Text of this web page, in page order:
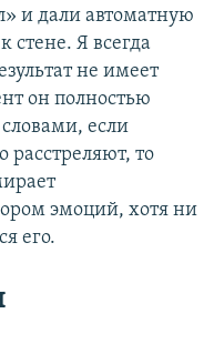
и дали автоматную
стене. Я всегда
не имеет
он полностью
если
расстреляют, то
эмоций, хотя ни
его.